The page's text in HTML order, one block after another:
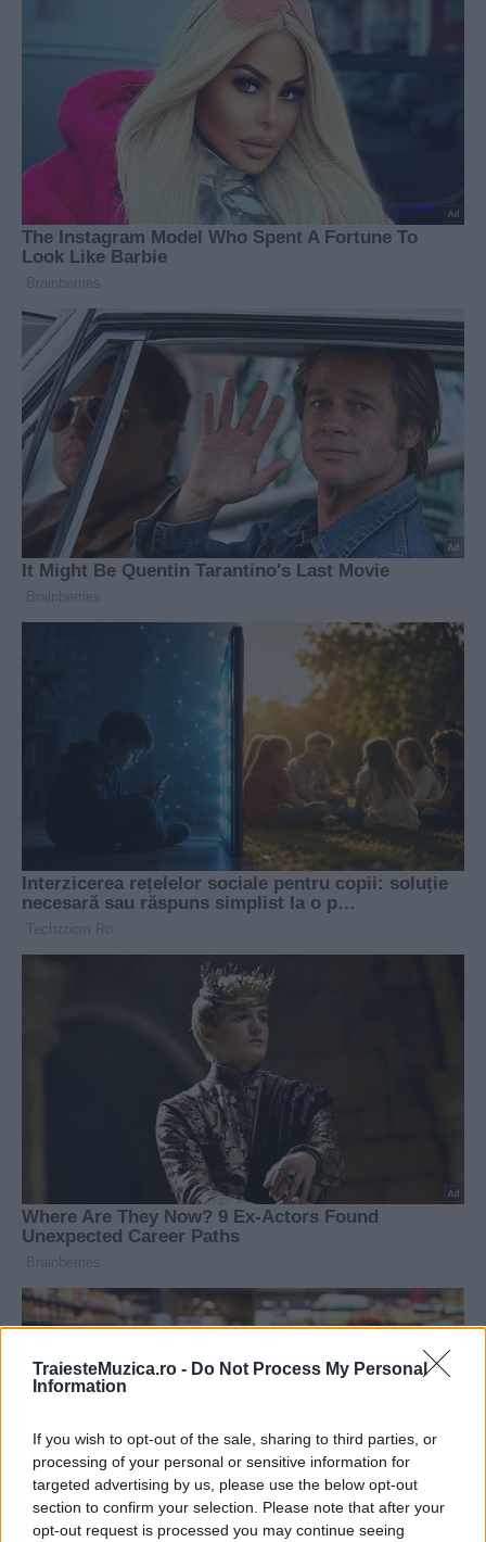
TraiesteMuzica.ro - Do Not Process My Personal
Information
If you wish to opt-out of the sale, sharing to third parties, or
processing of your personal or sensitive information for
targeted advertising by us, please use the below opt-out
section to confirm your selection. Please note that after your
opt-out request is processed you may continue seeing